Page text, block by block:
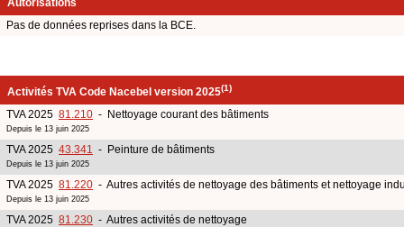
Autorisations
Pas de données reprises dans la BCE.
Activités TVA Code Nacebel version 2025(1)
TVA 2025 81.210 - Nettoyage courant des bâtiments
Depuis le 13 juin 2025
TVA 2025 43.341 - Peinture de bâtiments
Depuis le 13 juin 2025
TVA 2025 81.220 - Autres activités de nettoyage des bâtiments et nettoyage
Depuis le 13 juin 2025
TVA 2025 81.230 - Autres activités de nettoyage